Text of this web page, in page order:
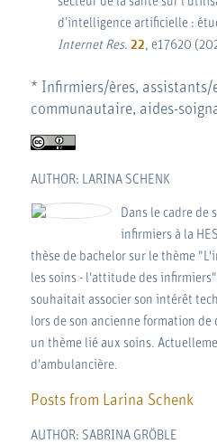
d’intelligence artificielle :
Internet Res. 22, e17620
* Infirmiers/ères, assistants/
communautaire, aides-
AUTHOR: LARINA SCHENK
Dans le cadre de
infirmiers à la
thèse de bachelor sur le thème
les soins - l'attitude des
souhaitait associer son intérêt
lors de son ancienne formation
un thème lié aux soins.
d'ambulancière.
Posts from Larina Schenk
AUTHOR: SABRINA GRÖBLE